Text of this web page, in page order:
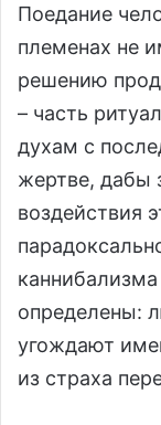
Поедание
племенах не
решению
– часть
духам с
жертве, дабы
воздействия
определены:
угождают
из страха